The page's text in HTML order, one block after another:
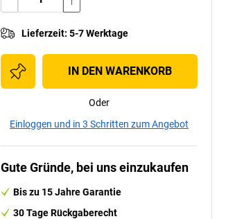
Lieferzeit: 5-7 Werktage
IN DEN WARENKORB
Oder
Einloggen und in 3 Schritten zum Angebot
Gute Gründe, bei uns einzukaufen
Bis zu 15 Jahre Garantie
30 Tage Rückgaberecht